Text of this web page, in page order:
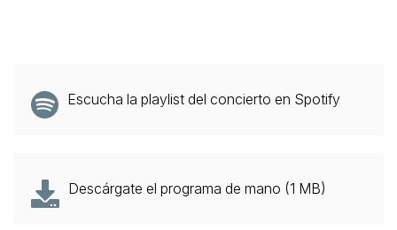
Escucha la playlist del concierto en Spotify
Descárgate el programa de mano (1 MB)